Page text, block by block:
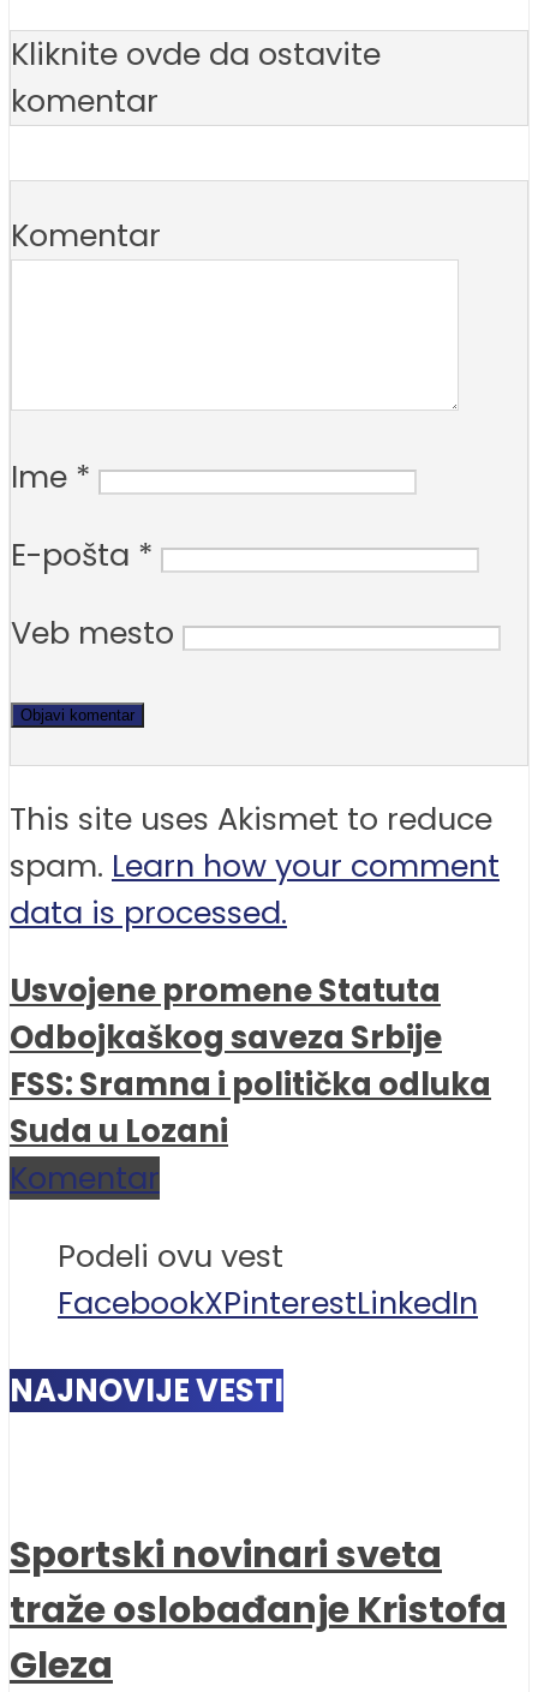
Kliknite ovde da ostavite
komentar
Komentar
Ime *
E-pošta *
Veb mesto
This site uses Akismet to reduce
spam. Learn how your comment
data is processed.
Usvojene promene Statuta
Odbojkaškog saveza Srbije
FSS: Sramna i politička odluka
Suda u Lozani
Komentar
Podeli ovu vest
FacebookXPinterestLinkedIn
NAJNOVIJE VESTI
Sportski novinari sveta
traže oslobađanje Kristofa
Gleza